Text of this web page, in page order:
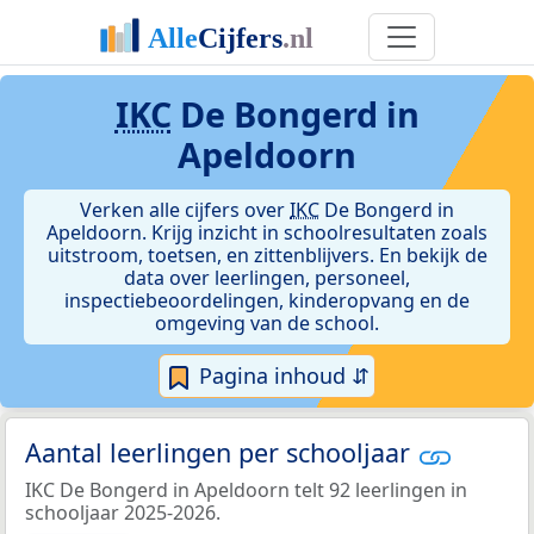
IKC De Bongerd in
Apeldoorn
Verken alle cijfers overIKC De Bongerd in
Apeldoorn. Krijg inzicht in schoolresultaten zoals
uitstroom, toetsen, en zittenblijvers. En bekijk de
data over leerlingen, personeel,
inspectiebeoordelingen, kinderopvang en de
omgeving van de school.
Pagina inhoud ⇵
Aantal leerlingen per schooljaar
IKC De Bongerd in Apeldoorn telt 92 leerlingen in
schooljaar 2025-2026.